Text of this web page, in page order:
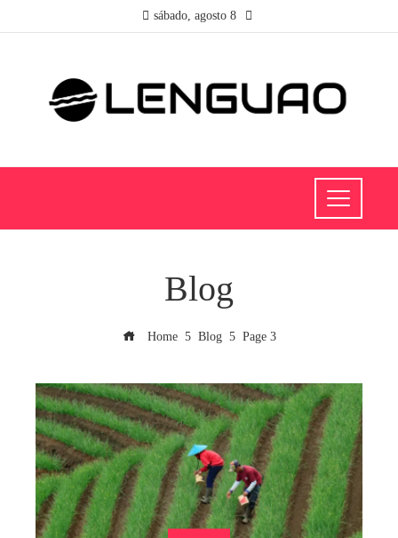
sábado, agosto 8
Blog
Home Blog Page 3